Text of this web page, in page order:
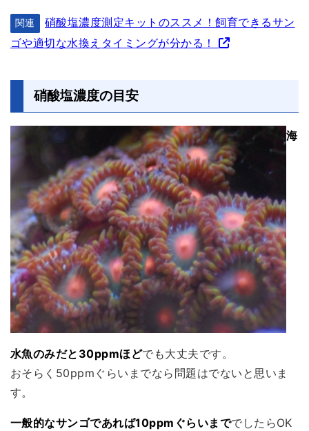
関連
硝酸塩濃度測定キットのススメ！飼育できるサン
ゴや適切な水換えタイミングが分かる！
硝酸塩濃度の目安
海
水魚のみだと30ppmほどでも大丈夫です。
おそらく50ppmぐらいまでなら問題はでないと思いま
す。
一般的なサンゴであれば10ppmぐらいまででしたらOK